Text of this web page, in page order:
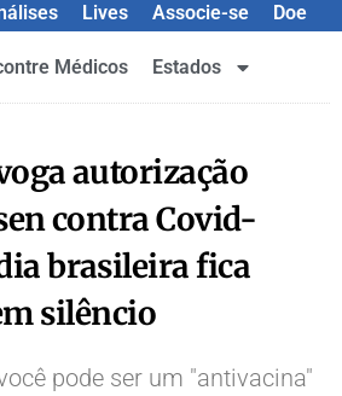
Lives Associe-se Doe
Médicos Estados
autorização
contra Covid-
brasileira fica
silêncio
pode ser um "antivacina"